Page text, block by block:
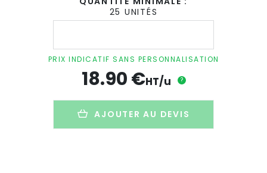
25 UNITÉS
quantité
isotherme
promotionnelle
DURINOX
PRIX INDICATIF SANS PERSONNALISATION
18.90€HT/u ?
AJOUTER AU DEVIS